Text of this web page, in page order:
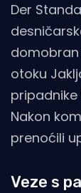
Der
domobran
otoku
Nakon
prenoćili
Veze s